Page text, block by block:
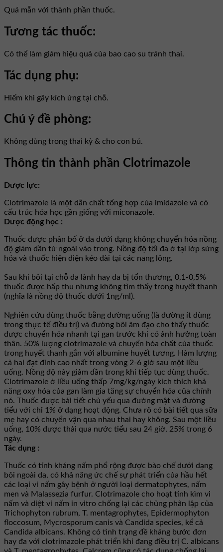
Quá mẫn với thành phần thuốc.
Tương tác thuốc:
Có thể làm giảm hiệu quả của bao cao su tránh thai.
Tác dụng phụ:
Hiếm khi gây kích ứng tại chỗ.
Chú ý đề phòng:
Không dùng trong thai kỳ & cho con bú.
Thông tin thành phần Clotrimazole
Dược lực:
Clotrimazole là một dẫn chất tổng hợp của imidazole và có
cấu trúc hóa học gần giống với miconazole.
Dược động học :
Thuốc được phân bố ở da dưới dạng không chuyển hóa nồng
độ giảm dần từ ngoài vào trong. Nồng độ tối đa ở tại lớp sừng
hóa và thuốc hiện diện kéo dài tại các nang lông.
Sau khi bôi tại chỗ da lành hay da bị tổn thương, 0,1-0,5%
thuốc được hấp thu nhưng không tìm thấy trong huyết thanh
(nghĩa là nồng độ thuốc dưới 1ng/ml).
Nghiên cứu dùng thuốc bằng đường uống (là đường ít dùng
trong thực tế điều trị) và đường bôi âm đạo cho thấy thuốc
được chuyển hóa nhanh tại gan trước khi có ảnh hưởng toàn
thân. 50% lượng clotrimazole và chuyển hóa chất của thuốc
trong huyết thanh gắn với albumine huyết tương. Hàm lượng
cả hai đạt đỉnh cao nhất trong vòng 2-6 giờ sau một liều
uống. Nồng độ này giảm dần trong khi tiếp tục dùng thuốc.
Clotrimazole ở liều uống thấp 7mg/kg/ngày kích thích khả
năng oxy hóa của gan làm gia tăng sự chuyển hóa của chính
nó. Thuốc được bài tiết chủ yếu qua đường mật và đường
tiểu với chỉ 1% ở dạng hoạt động. Chưa rõ có bài tiết qua sữa
mẹ hay có chuyển vận qua nhau thai hay không. Sau một liều
uống, 10% được thải qua nước tiểu sau 24 giờ, 25% trong 6
ngày.
Tác dụng :
Thuốc có tính kháng nấm phổ rộng được bào chế dưới dạng
bôi ngoài da, có khả năng ức chế sự phát triển của hầu hết
các loại vi nấm gây bệnh ở người loại dermatophytes, nấm
men và Malassezia furfur. Clotrimazole cho hoạt tính kìm vi
nấm và diệt vi nấm in vitro chống lại các chủng phân lập của
Trichophyton rubrum, T. mentagrophytes, Epidermophyton
floccosum, Mycrosporum canis và Candida species, kể cả
Candida albicans. Không có tình trạng đề kháng bước đơn
hay đa với clotrimazole phát triển khi đang điều trị C. albicans